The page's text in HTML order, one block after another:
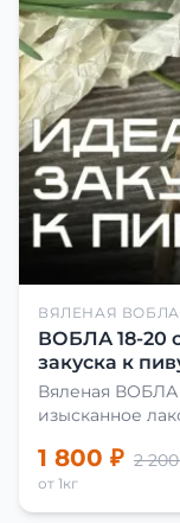
ВЯЛЕНАЯ ВОБЛА
ВОБЛА 18-20
закуска к
Вяленая ВОБЛА
изысканное
сделать
Для этого
современные
1 800 ₽ 2
от 1кг